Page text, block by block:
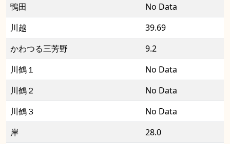
鴨田
No Data
川越
39.69
かわつる三芳野
9.2
川鶴１
No Data
川鶴２
No Data
川鶴３
No Data
岸
28.0